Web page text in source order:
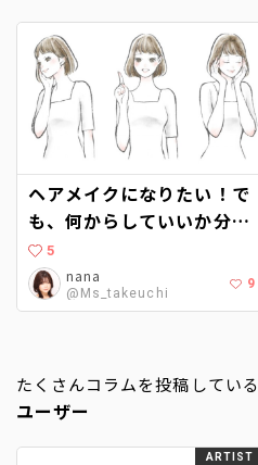
ヘアメイクになりたい！で
も、何からしていいか分か
らない…。〜現役ヘアメイ
クに聞くヘアメイクアップ
アーティストへの道〜
5
nana
@Ms_takeuchi
9
たくさんコラムを投稿している
ユーザー
ARTIST